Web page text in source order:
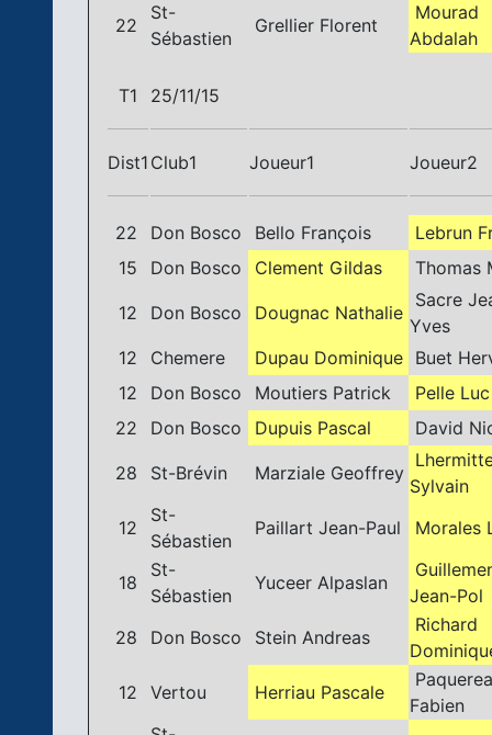
22
St-
Sébastien
Grellier Florent
Mourad
Abdalah
T1 25/11/15
Dist1 Club1 Joueur1 Joueur2
22 Don Bosco Bello François
Lebrun
15
Don Bosco Clement Gildas Thomas
12 Don Bosco Dougnac Nathalie
Sacre
Yves
12
Chemere Dupau Dominique Buet
12
Don Bosco Moutiers Patrick
Pelle Luc
22
Don Bosco Dupuis Pascal David
28 St-Brévin Marziale Geoffrey
Sylvain
12
St-
Sébastien
Paillart Jean-Paul Morales
18
St-
Sébastien
Yuceer Alpaslan
Jean-Pol
28
Don Bosco Stein Andreas
Richard
12 Vertou Herriau Pascale
Fabien